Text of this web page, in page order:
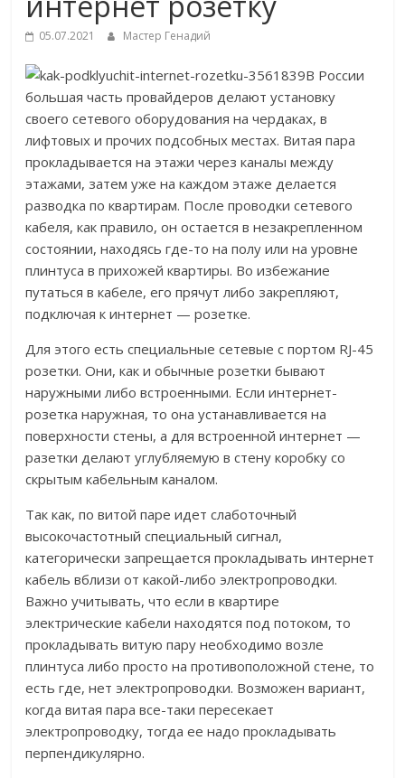
05.07.2021 Мастер Генадий
В России
большая часть провайдеров делают установку
своего сетевого оборудования на чердаках, в
лифтовых и прочих подсобных местах. Витая пара
прокладывается на этажи через каналы между
этажами, затем уже на каждом этаже делается
разводка по квартирам. После проводки сетевого
кабеля, как правило, он остается в незакрепленном
состоянии, находясь где-то на полу или на уровне
плинтуса в прихожей квартиры. Во избежание
путаться в кабеле, его прячут либо закрепляют,
подключая к интернет — розетке.
Для этого есть специальные сетевые с портом RJ-45
розетки. Они, как и обычные розетки бывают
наружными либо встроенными. Если интернет-
розетка наружная, то она устанавливается на
поверхности стены, а для встроенной интернет —
разетки делают углубляемую в стену коробку со
скрытым кабельным каналом.
Так как, по витой паре идет слаботочный
высокочастотный специальный сигнал,
категорически запрещается прокладывать интернет
кабель вблизи от какой-либо электропроводки.
Важно учитывать, что если в квартире
электрические кабели находятся под потоком, то
прокладывать витую пару необходимо возле
плинтуса либо просто на противоположной стене, то
есть где, нет электропроводки. Возможен вариант,
когда витая пара все-таки пересекает
электропроводку, тогда ее надо прокладывать
перпендикулярно.